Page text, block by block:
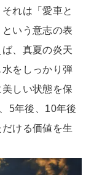
れは「愛車と
いう意志の表
、真夏の炎天
をしっかり弾
しい状態を保
5年後、10年後
ける価値を生